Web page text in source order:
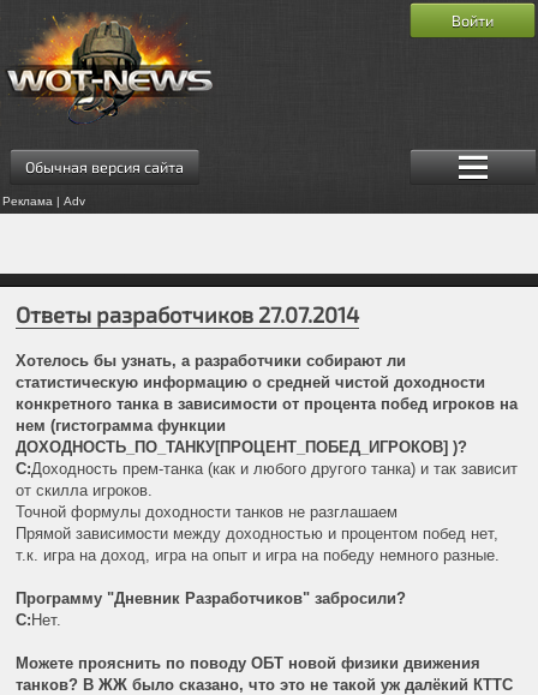
Обычная версия сайта
Реклама | Adv
Войти
Ответы разработчиков 27.07.2014
Хотелось бы узнать, а разработчики собирают ли
статистическую информацию о средней чистой доходности
конкретного танка в зависимости от процента побед игроков на
нем (гистограмма функции
ДОХОДНОСТЬ_ПО_ТАНКУ[ПРОЦЕНТ_ПОБЕД_ИГРОКОВ] )?
C:Доходность прем-танка (как и любого другого танка) и так зависит
от скилла игроков.
Точной формулы доходности танков не разглашаем
Прямой зависимости между доходностью и процентом побед нет,
т.к. игра на доход, игра на опыт и игра на победу немного разные.
Программу "Дневник Разработчиков" забросили?
C:Нет.
Можете прояснить по поводу ОБТ новой физики движения
танков? В ЖЖ было сказано, что это не такой уж далёкий КТТС